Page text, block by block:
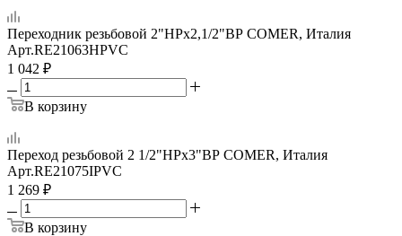
Переходник резьбовой 2"НРх2,1/2"ВР COMER, Италия
Арт.RE21063HPVC
1 042 ₽
В корзину
Переход резьбовой 2 1/2"НРх3"ВР COMER, Италия
Арт.RE21075IPVC
1 269 ₽
В корзину